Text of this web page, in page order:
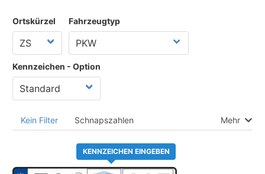
Ortskürzel Fahrzeugtyp
Kennzeichen - Option
Kein Filter Schnapszahlen Mehr
KENNZEICHEN EINGEBEN